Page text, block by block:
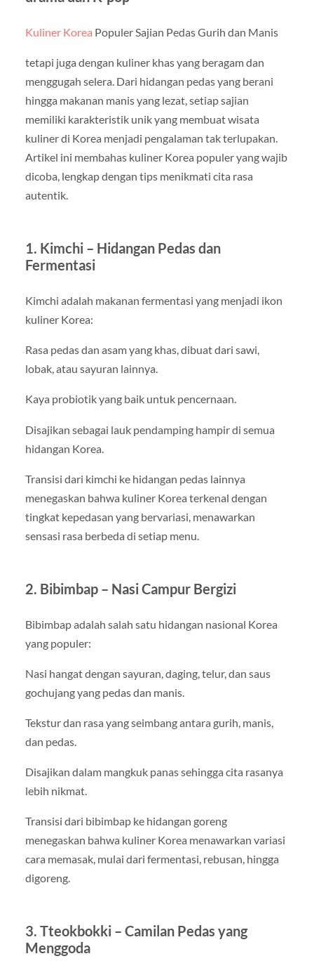
Kuliner Korea Populer Sajian Pedas Gurih dan Manis
tetapi juga dengan kuliner khas yang beragam dan
menggugah selera. Dari hidangan pedas yang berani
hingga makanan manis yang lezat, setiap sajian
memiliki karakteristik unik yang membuat wisata
kuliner di Korea menjadi pengalaman tak terlupakan.
Artikel ini membahas kuliner Korea populer yang wajib
dicoba, lengkap dengan tips menikmati cita rasa
autentik.
1. Kimchi – Hidangan Pedas dan
Fermentasi
Kimchi adalah makanan fermentasi yang menjadi ikon
kuliner Korea:
Rasa pedas dan asam yang khas, dibuat dari sawi,
lobak, atau sayuran lainnya.
Kaya probiotik yang baik untuk pencernaan.
Disajikan sebagai lauk pendamping hampir di semua
hidangan Korea.
Transisi dari kimchi ke hidangan pedas lainnya
menegaskan bahwa kuliner Korea terkenal dengan
tingkat kepedasan yang bervariasi, menawarkan
sensasi rasa berbeda di setiap menu.
2. Bibimbap – Nasi Campur Bergizi
Bibimbap adalah salah satu hidangan nasional Korea
yang populer:
Nasi hangat dengan sayuran, daging, telur, dan saus
gochujang yang pedas dan manis.
Tekstur dan rasa yang seimbang antara gurih, manis,
dan pedas.
Disajikan dalam mangkuk panas sehingga cita rasanya
lebih nikmat.
Transisi dari bibimbap ke hidangan goreng
menegaskan bahwa kuliner Korea menawarkan variasi
cara memasak, mulai dari fermentasi, rebusan, hingga
digoreng.
3. Tteokbokki – Camilan Pedas yang
Menggoda